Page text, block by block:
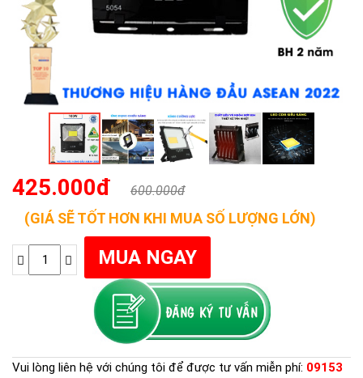
425.000đ 600.000đ
(GIÁ SẼ TỐT HƠN KHI MUA SỐ LƯỢNG LỚN)
Vui lòng liên hệ với chúng tôi để được tư vấn miễn phí: 09153